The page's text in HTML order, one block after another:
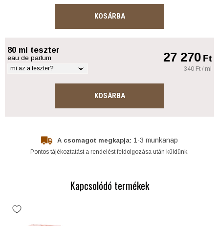
KOSÁRBA
80 ml teszter
eau de parfum
mi az a teszter?
27 270Ft
340 Ft / ml
KOSÁRBA
A csomagot megkapja: 1-3 munkanap
Pontos tájékoztatást a rendelést feldolgozása után küldünk.
Kapcsolódó termékek